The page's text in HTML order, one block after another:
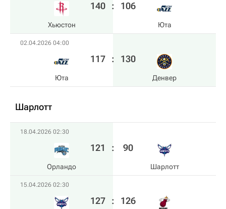
Хьюстон
140 : 106
Юта
02.04.2026 04:00
Юта
117 : 130
Денвер
Шарлотт
18.04.2026 02:30
Орландо
121 : 90
Шарлотт
15.04.2026 02:30
127 : 126